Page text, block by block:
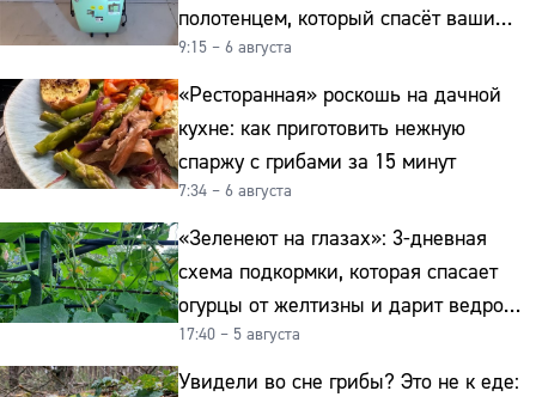
полотенцем, который спасёт ваши
овощи от гнили
9:15 – 6 августа
«Ресторанная» роскошь на дачной
кухне: как приготовить нежную
спаржу с грибами за 15 минут
7:34 – 6 августа
«Зеленеют на глазах»: 3-дневная
схема подкормки, которая спасает
огурцы от желтизны и дарит ведро
урожая
17:40 – 5 августа
Увидели во сне грибы? Это не к еде: